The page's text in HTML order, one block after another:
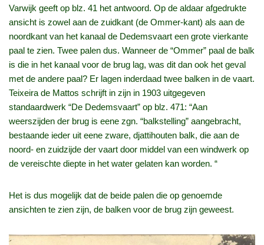
Varwijk geeft op blz. 41 het antwoord. Op de aldaar afgedrukte
ansicht is zowel aan de zuidkant (de Ommer-kant) als aan de
noordkant van het kanaal de Dedemsvaart een grote vierkante
paal te zien. Twee palen dus. Wanneer de “Ommer” paal de balk
is die in het kanaal voor de brug lag, was dit dan ook het geval
met de andere paal? Er lagen inderdaad twee balken in de vaart.
Teixeira de Mattos schrijft in zijn in 1903 uitgegeven
standaardwerk “De Dedemsvaart” op blz. 471: “Aan
weerszijden der brug is eene zgn. “balkstelling” aangebracht,
bestaande ieder uit eene zware, djattihouten balk, die aan de
noord- en zuidzijde der vaart door middel van een windwerk op
de vereischte diepte in het water gelaten kan worden. “
Het is dus mogelijk dat de beide palen die op genoemde
ansichten te zien zijn, de balken voor de brug zijn geweest.